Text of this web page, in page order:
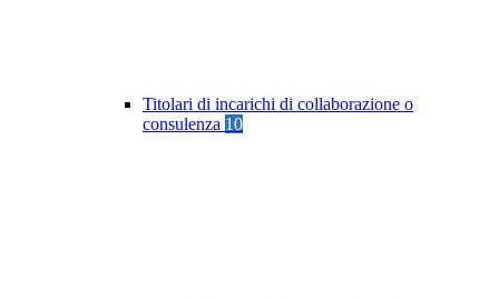
Titolari di incarichi di collaborazione o
consulenza 10